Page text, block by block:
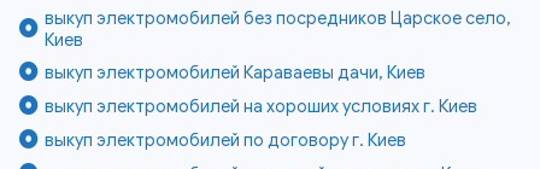
выкуп электромобилей без посредников Царское село,
Киев
выкуп электромобилей Караваевы дачи, Киев
выкуп электромобилей на хороших условиях г. Киев
выкуп электромобилей по договору г. Киев